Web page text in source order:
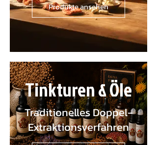
Produkte ansehen
Tinkturen & Öle
Traditionelles Doppel-
Extraktionsverfahren